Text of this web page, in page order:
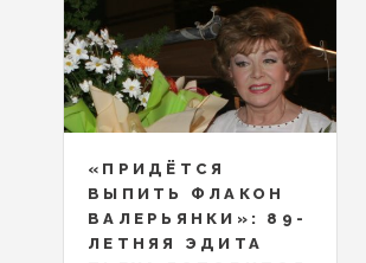
«ПРИДЁТСЯ
ВЫПИТЬ ФЛАКОН
ВАЛЕРЬЯНКИ»: 89-
ЛЕТНЯЯ ЭДИТА